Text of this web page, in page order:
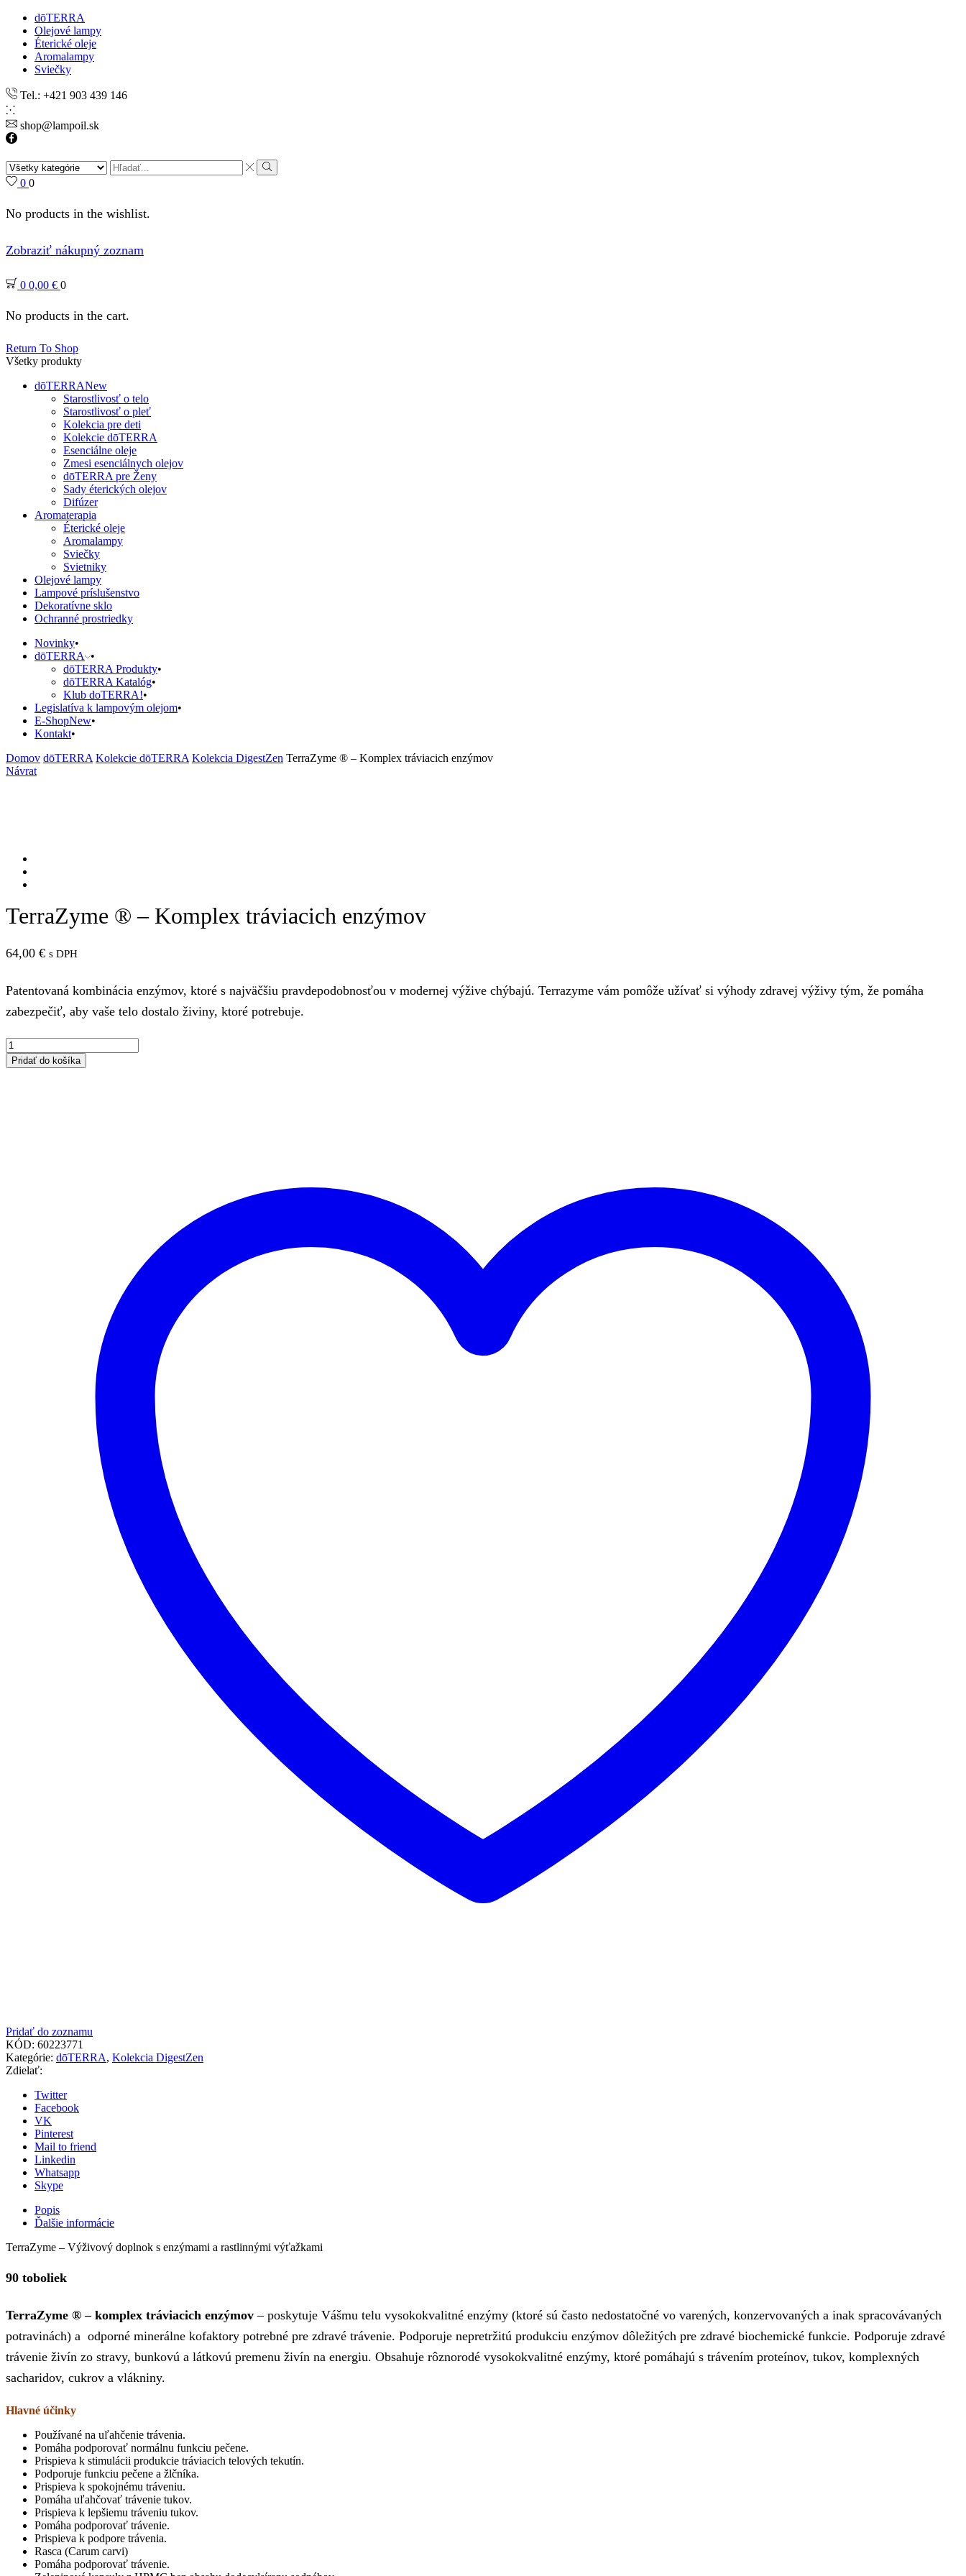
dōTERRA
Olejové lampy
Éterické oleje
Aromalampy
Sviečky
Tel.: +421 903 439 146
shop@lampoil.sk
Facebook
Search
input
Search
0 0
No products in the wishlist.
Zobraziť nákupný zoznam
0 0,00 € 0
No products in the cart.
Return To Shop
Všetky produkty
dōTERRANew
Starostlivosť o telo
Starostlivosť o pleť
Kolekcia pre deti
Kolekcie dōTERRA
Esenciálne oleje
Zmesi esenciálnych olejov
dōTERRA pre Ženy
Sady éterických olejov
Difúzer
Aromaterapia
Éterické oleje
Aromalampy
Sviečky
Svietniky
Olejové lampy
Lampové príslušenstvo
Dekoratívne sklo
Ochranné prostriedky
Novinky
dōTERRA
dōTERRA Produkty
dōTERRA Katalóg
Klub doTERRA!
Legislatíva k lampovým olejom
E-ShopNew
Kontakt
Domov dōTERRA Kolekcie dōTERRA Kolekcia DigestZen TerraZyme ® – Komplex tráviacich enzýmov
Návrat
TerraZyme ® – Komplex tráviacich enzýmov
64,00 € s DPH
Patentovaná kombinácia enzýmov, ktoré s najväčšiu pravdepodobnosťou v modernej výžive chýbajú. Terrazyme vám pomôže užívať si výhody zdravej výživy tým, že pomáha
zabezpečiť, aby vaše telo dostalo živiny, ktoré potrebuje.
množstvo
TerraZyme
®
Pridať do košíka
Pridať do zoznamu
KÓD: 60223771
Kategórie: dōTERRA, Kolekcia DigestZen
Zdielať:
Twitter
Facebook
VK
Pinterest
Mail to friend
Linkedin
Whatsapp
Skype
Popis
Ďalšie informácie
TerraZyme – Výživový doplnok s enzýmami a rastlinnými výťažkami
90 toboliek
TerraZyme ® – komplex tráviacich enzýmov – poskytuje Vášmu telu vysokokvalitné enzýmy (ktoré sú často nedostatočné vo varených, konzervovaných a inak spracovávaných
potravinách) a odporné minerálne kofaktory potrebné pre zdravé trávenie. Podporuje nepretržitú produkciu enzýmov dôležitých pre zdravé biochemické funkcie. Podporuje zdravé
trávenie živín zo stravy, bunkovú a látkovú premenu živín na energiu. Obsahuje rôznorodé vysokokvalitné enzýmy, ktoré pomáhajú s trávením proteínov, tukov, komplexných
sacharidov, cukrov a vlákniny.
Hlavné účinky
Používané na uľahčenie trávenia.
Pomáha podporovať normálnu funkciu pečene.
Prispieva k stimulácii produkcie tráviacich telových tekutín.
Podporuje funkciu pečene a žlčníka.
Prispieva k spokojnému tráveniu.
Pomáha uľahčovať trávenie tukov.
Prispieva k lepšiemu tráveniu tukov.
Pomáha podporovať trávenie.
Prispieva k podpore trávenia.
Rasca (Carum carvi)
Pomáha podporovať trávenie.